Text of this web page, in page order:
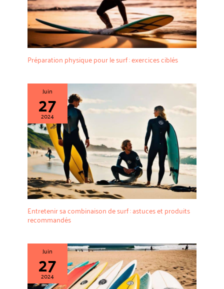
Préparation physique pour le surf : exercices ciblés
Juin
27
2024
Entretenir sa combinaison de surf : astuces et produits
recommandés
Juin
27
2024